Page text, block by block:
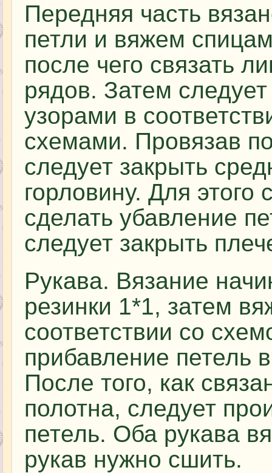
Передняя часть
петли и вяжем
после чего связать
рядов. Затем
узорами в
схемами. Провязав
следует закрыть
горловину. Для этого
сделать убавление
следует закрыть
Рукава. Вязание
резинки 1*1, затем
соответствии со
прибавление петель
После того, как
полотна, следует
петель. Оба рукава
рукав нужно сшить.